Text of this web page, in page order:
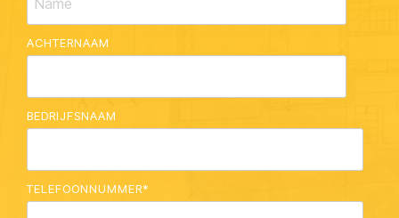
ACHTERNAAM
BEDRIJFSNAAM
TELEFOONNUMMER*